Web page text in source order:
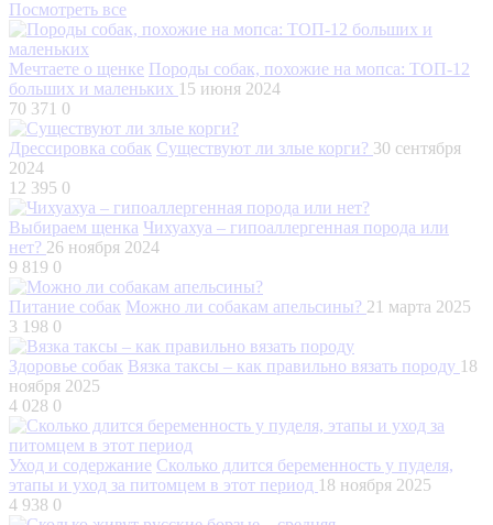
Посмотреть все
Мечтаете о щенке Породы собак, похожие на мопса: ТОП-12
больших и маленьких 15 июня 2024
70 371 0
Дрессировка собак Существуют ли злые корги? 30 сентября
2024
12 395 0
Выбираем щенка Чихуахуа – гипоаллергенная порода или
нет? 26 ноября 2024
9 819 0
Питание собак Можно ли собакам апельсины? 21 марта 2025
3 198 0
Здоровье собак Вязка таксы – как правильно вязать породу 18
ноября 2025
4 028 0
Уход и содержание Сколько длится беременность у пуделя,
этапы и уход за питомцем в этот период 18 ноября 2025
4 938 0